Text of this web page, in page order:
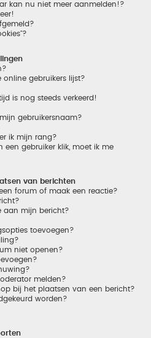
kan nu niet meer aanmelden!?
online gebruikers lijst?
is nog steeds verkeerd!
gebruikersnaam?
ik mijn rang?
gebruiker klik, moet ik me
van berichten
forum of maak een reactie?
aan mijn bericht?
toevoegen?
niet openen?
melden?
bij het plaatsen van een bericht?
worden?